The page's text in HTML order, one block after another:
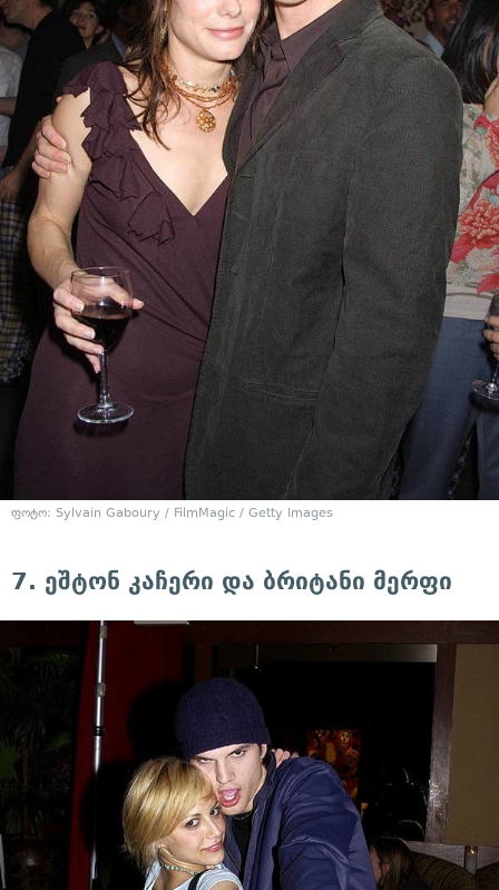
ფოტო: Sylvain Gaboury / FilmMagic / Getty Images
7. ეშტონ კაჩერი და ბრიტანი მერფი